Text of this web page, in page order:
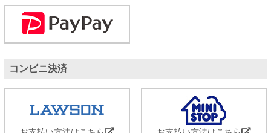
コンビニ決済